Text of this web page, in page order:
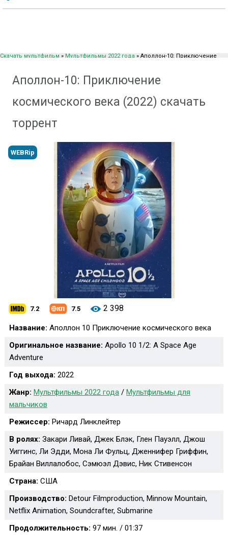
Скачать мультфильм » Мультфильмы 2022 года » Аполлон-10: Приключение
Аполлон-10: Приключение
космического века (2022) скачать
торрент
WEBRip
7.2 7.5 2 398
Название: Аполлон 10 Приключение космического века
Оригинальное название: Apollo 10 1/2: A Space Age
Adventure
Год выхода: 2022
Жанр: Мультфильмы 2022 года / Мультфильмы для
мальчиков
Режиссер: Ричард Линклейтер
В ролях: Закари Ливай, Джек Блэк, Глен Пауэлл, Джош
Уиггинс, Ли Эдди, Мона Ли Фульц, Дженнифер Гриффин,
Брайан Виллалобос, Сэмюэл Дэвис, Ник Стивенсон
Страна: США
Производство: Detour Filmproduction, Minnow Mountain,
Netflix Animation, Soundcrafter, Submarine
Продолжительность: 97 мин. / 01:37